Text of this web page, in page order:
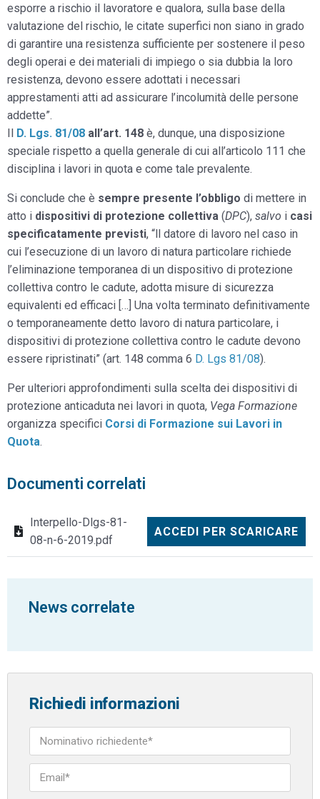
esporre a rischio il lavoratore e qualora, sulla base della
valutazione del rischio, le citate superfici non siano in grado
di garantire una resistenza sufficiente per sostenere il peso
degli operai e dei materiali di impiego o sia dubbia la loro
resistenza, devono essere adottati i necessari
apprestamenti atti ad assicurare l’incolumità delle persone
addette”.
Il D. Lgs. 81/08 all’art. 148 è, dunque, una disposizione
speciale rispetto a quella generale di cui all’articolo 111 che
disciplina i lavori in quota e come tale prevalente.
Si conclude che è sempre presente l’obbligo di mettere in
atto i dispositivi di protezione collettiva (DPC), salvo i casi
specificatamente previsti, “ll datore di lavoro nel caso in
cui l’esecuzione di un lavoro di natura particolare richiede
l’eliminazione temporanea di un dispositivo di protezione
collettiva contro le cadute, adotta misure di sicurezza
equivalenti ed efficaci […] Una volta terminato definitivamente
o temporaneamente detto lavoro di natura particolare, i
dispositivi di protezione collettiva contro le cadute devono
essere ripristinati” (art. 148 comma 6 D. Lgs 81/08).
Per ulteriori approfondimenti sulla scelta dei dispositivi di
protezione anticaduta nei lavori in quota, Vega Formazione
organizza specifici Corsi di Formazione sui Lavori in
Quota.
Documenti correlati
Interpello-Dlgs-81-
08-n-6-2019.pdf
ACCEDI PER SCARICARE
News correlate
Richiedi informazioni